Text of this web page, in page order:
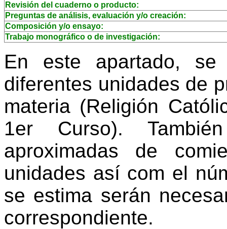
Revisión del cuaderno o producto:
Preguntas de análisis, evaluación y/o creación:
Composición y/o ensayo:
Trabajo monográfico o de investigación:
En este apartado, se
diferentes unidades de
materia (Religión
1er Curso).
aproximadas de
unidades así com el
se estima serán
correspondiente.